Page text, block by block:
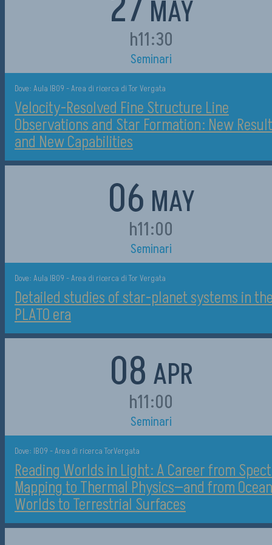
MAY
h11:30
Seminari
Dove: Aula IB09 - Area di ricerca di Tor Vergata
Velocity-Resolved Fine Structure Line
Observations and Star Formation: New
and New Capabilities
06 MAY
h11:00
Seminari
Dove: Aula IB09 - Area di ricerca di Tor Vergata
Detailed studies of star-planet systems in
PLATO era
08 APR
h11:00
Seminari
Dove: IB09 - Area di ricerca TorVergata
Reading Worlds in Light: A Career from
Mapping to Thermal Physics—and from Ocean
Worlds to Terrestrial Surfaces